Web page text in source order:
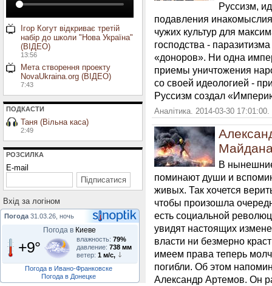
Ігор Когут відкриває третій
набір до школи "Нова Україна"
(ВІДЕО)
13:56
Мета створення проекту
NovaUkraina.org (ВІДЕО)
7:43
ПОДКАСТИ
Таня (Вільна каса)
2:49
РОЗСИЛКА
E-mail
Вхiд за логiном
Погода 31.03.26, ночь
Погода в Киеве
+9° влажность: 79%
давление: 738 мм
ветер: 1 м/с,
Погода в Ивано-Франковске
Погода в Донецке
Руссизм,
подавления
чужих культур для
господства -
«доноров». Ни одна
приемы уничтожения
со своей идеологией -
Руссизм создал
Аналітика. 2014-03-30
В
поминают души и
живых. Так хочется
чтобы произошла
есть социальной
увидят настоящих
власти ни безмерно
имеем права теперь
погибли. Об этом
Александр Артемов. Он